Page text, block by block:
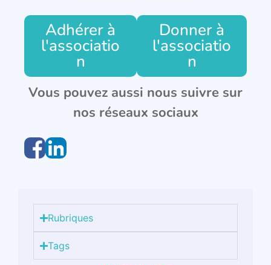
Adhérer à
l'associatio
n
Donner à
l'associatio
n
Vous pouvez aussi nous suivre sur
nos réseaux sociaux
Rubriques
Tags